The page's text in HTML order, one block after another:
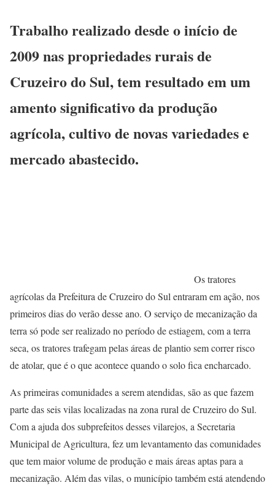
Trabalho realizado desde o início de
2009 nas propriedades rurais de
Cruzeiro do Sul, tem resultado em um
amento significativo da produção
agrícola, cultivo de novas variedades e
mercado abastecido.
Os tratores
agrícolas da Prefeitura de Cruzeiro do Sul entraram em ação, nos
primeiros dias do verão desse ano. O serviço de mecanização da
terra só pode ser realizado no período de estiagem, com a terra
seca, os tratores trafegam pelas áreas de plantio sem correr risco
de atolar, que é o que acontece quando o solo fica encharcado.
As primeiras comunidades a serem atendidas, são as que fazem
parte das seis vilas localizadas na zona rural de Cruzeiro do Sul.
Com a ajuda dos subprefeitos desses vilarejos, a Secretaria
Municipal de Agricultura, fez um levantamento das comunidades
que tem maior volume de produção e mais áreas aptas para a
mecanização. Além das vilas, o município também está atendendo